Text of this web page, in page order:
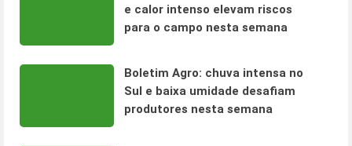
e calor intenso elevam riscos
para o campo nesta semana
Boletim Agro: chuva intensa no
Sul e baixa umidade desafiam
produtores nesta semana